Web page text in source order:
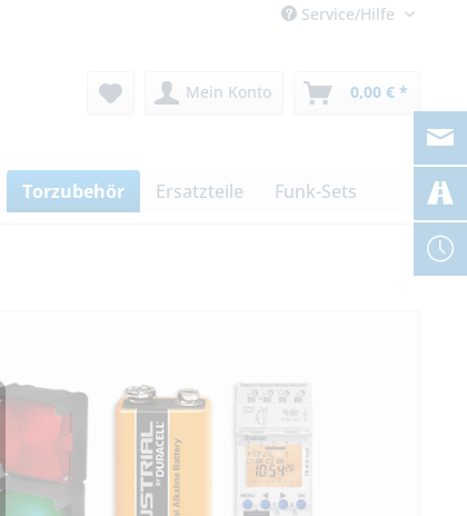
Service/Hilfe
Mein Konto 0,00 € *
Torzubehör Ersatzteile Funk-Sets